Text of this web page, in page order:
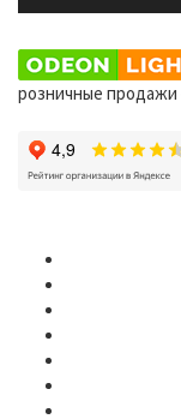
розничные продажи